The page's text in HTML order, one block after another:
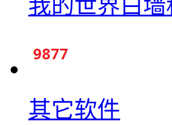
我的世界白墙
其它软件